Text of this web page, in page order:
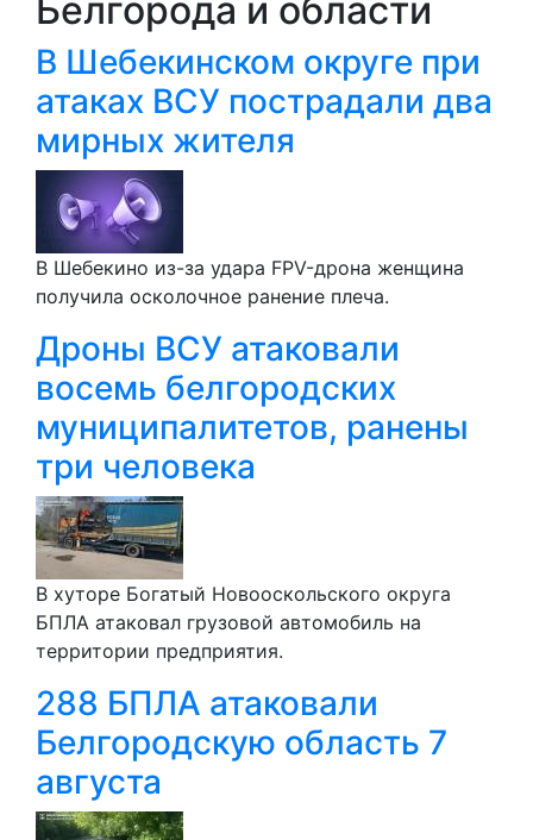
Белгорода и области
В Шебекинском округе при
атаках ВСУ пострадали два
мирных жителя
В Шебекино из-за удара FPV-дрона женщина
получила осколочное ранение плеча.
Дроны ВСУ атаковали
восемь белгородских
муниципалитетов, ранены
три человека
В хуторе Богатый Новооскольского округа
БПЛА атаковал грузовой автомобиль на
территории предприятия.
288 БПЛА атаковали
Белгородскую область 7
августа